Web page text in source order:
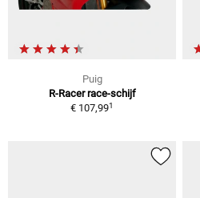
Puig
R-Racer race-schijf
€ 107,991